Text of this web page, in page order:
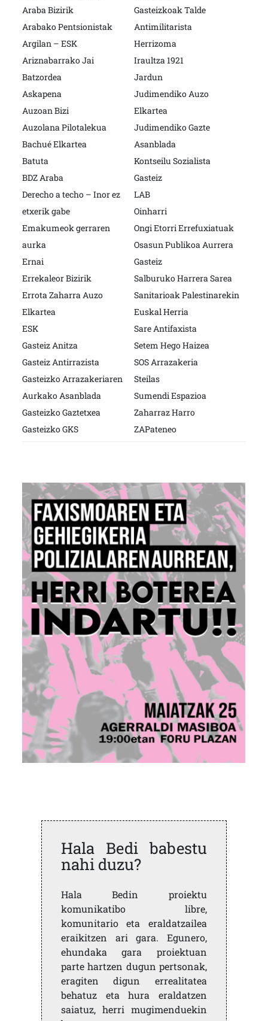
Araba Bizirik
Arabako Pentsionistak
Argilan – ESK
Ariznabarrako Jai
Batzordea
Askapena
Auzoan Bizi
Auzolana Pilotalekua
Bachué Elkartea
Batuta
BDZ Araba
Derecho a techo – Inor ez
etxerik gabe
Emakumeok gerraren
aurka
Ernai
Errekaleor Bizirik
Errota Zaharra Auzo
Elkartea
ESK
Gasteiz Anitza
Gasteiz Antirrazista
Gasteizko Arrazakeriaren
Aurkako Asanblada
Gasteizko Gaztetxea
Gasteizko GKS
Gasteizkoak Talde
Antimilitarista
Herrizoma
Iraultza 1921
Jardun
Judimendiko Auzo
Elkartea
Judimendiko Gazte
Asanblada
Kontseilu Sozialista
Gasteiz
LAB
Oinharri
Ongi Etorri Errefuxiatuak
Osasun Publikoa Aurrera
Gasteiz
Salburuko Harrera Sarea
Sanitarioak Palestinarekin
Euskal Herria
Sare Antifaxista
Setem Hego Haizea
SOS Arrazakeria
Steilas
Sumendi Espazioa
Zaharraz Harro
ZAPateneo
Hala Bedi babestu
nahi duzu?
Hala Bedin proiektu
komunikatibo libre,
komunitario eta eraldatzailea
eraikitzen ari gara. Egunero,
ehundaka gara proiektuan
parte hartzen dugun pertsonak,
eragiten digun errealitatea
behatuz eta hura eraldatzen
saiatuz, herri mugimenduekin